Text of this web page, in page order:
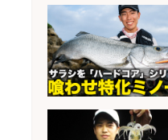
和食, 居酒屋/キ
の魚と馬刺しの
正社員募集
会社名
天草の魚
の魚と馬